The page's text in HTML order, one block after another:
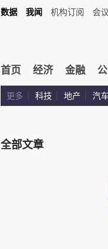
数据 我闻 机构订阅 会议
首页 经济 金融
更多 科技 地产 汽
全部文章